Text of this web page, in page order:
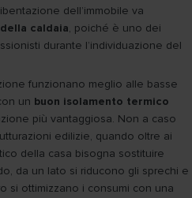
dell’immobile va
caldaia, poiché è uno dei
durante l’individuazione del
funzionano meglio alle basse
un buon isolamento termico
più vantaggiosa. Non a caso
edilizie, quando oltre ai
della casa bisogna sostituire
da un lato si riducono gli sprechi e
si ottimizzano i consumi con una